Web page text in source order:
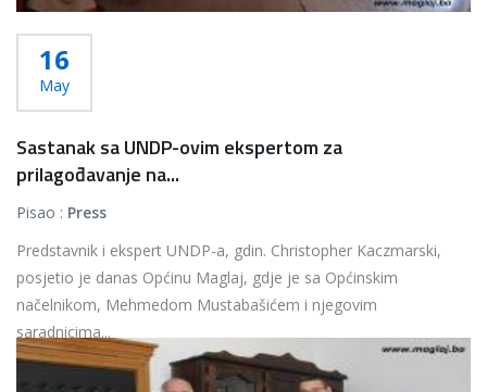
16
May
Sastanak sa UNDP-ovim ekspertom za
prilagođavanje na...
Pisao : Press
Predstavnik i ekspert UNDP-a, gdin. Christopher Kaczmarski,
posjetio je danas Općinu Maglaj, gdje je sa Općinskim
načelnikom, Mehmedom Mustabašićem i njegovim
saradnicima...
Više...